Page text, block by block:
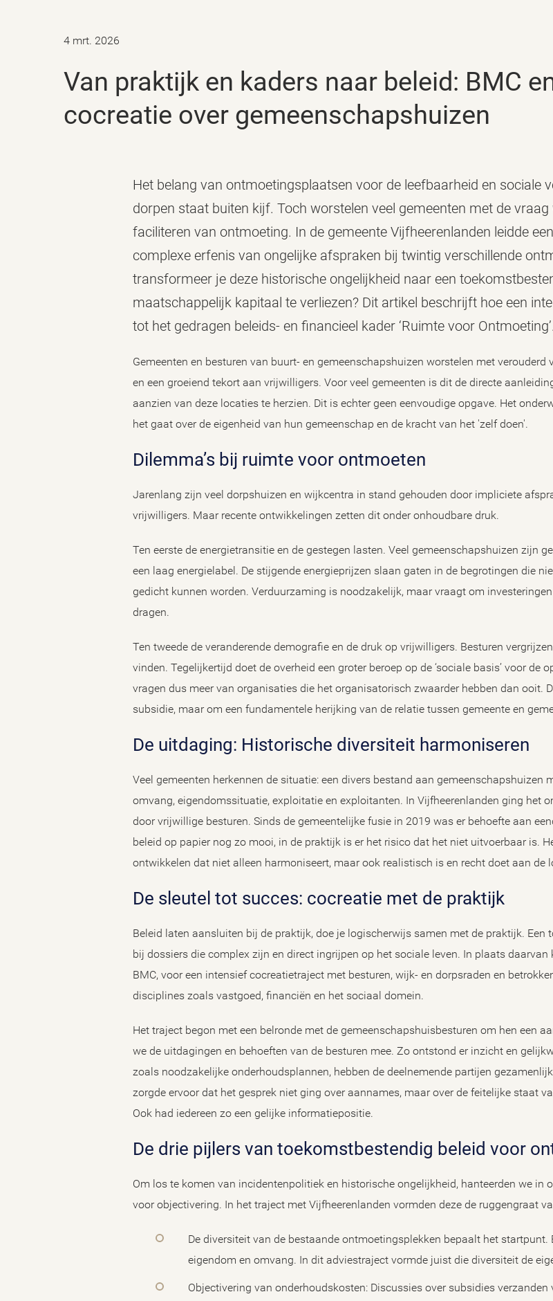
4 mrt. 2026
Van praktijk en kaders naar beleid: BMC en Vijfheerenlanden in
cocreatie over gemeenschapshuizen
Het belang van ontmoetingsplaatsen voor de leefbaarheid en sociale
dorpen staat buiten kijf. Toch worstelen veel gemeenten met de
faciliteren van ontmoeting. In de gemeente Vijfheerenlanden leidde
complexe erfenis van ongelijke afspraken bij twintig verschillende
transformeer je deze historische ongelijkheid naar een
maatschappelijk kapitaal te verliezen? Dit artikel beschrijft hoe een
tot het gedragen beleids- en financieel kader ‘Ruimte voor Ontmoeting’.
Gemeenten en besturen van buurt- en gemeenschapshuizen worstelen met verouderd
en een groeiend tekort aan vrijwilligers. Voor veel gemeenten is dit de directe
aanzien van deze locaties te herzien. Dit is echter geen eenvoudige opgave. Het
het gaat over de eigenheid van hun gemeenschap en de kracht van het 'zelf doen'.
Dilemma’s bij ruimte voor ontmoeten
Jarenlang zijn veel dorpshuizen en wijkcentra in stand gehouden door impliciete
vrijwilligers. Maar recente ontwikkelingen zetten dit onder onhoudbare druk.
Ten eerste de energietransitie en de gestegen lasten. Veel gemeenschapshuizen zijn
een laag energielabel. De stijgende energieprijzen slaan gaten in de begrotingen die
gedicht kunnen worden. Verduurzaming is noodzakelijk, maar vraagt om
dragen.
Ten tweede de veranderende demografie en de druk op vrijwilligers. Besturen
vinden. Tegelijkertijd doet de overheid een groter beroep op de ‘sociale basis’ voor de
vragen dus meer van organisaties die het organisatorisch zwaarder hebben dan ooit.
subsidie, maar om een fundamentele herijking van de relatie tussen gemeente en
De uitdaging: Historische diversiteit harmoniseren
Veel gemeenten herkennen de situatie: een divers bestand aan gemeenschapshuizen
omvang, eigendomssituatie, exploitatie en exploitanten. In Vijfheerenlanden ging het
door vrijwillige besturen. Sinds de gemeentelijke fusie in 2019 was er behoefte aan
beleid op papier nog zo mooi, in de praktijk is er het risico dat het niet uitvoerbaar is.
ontwikkelen dat niet alleen harmoniseert, maar ook realistisch is en recht doet aan de
De sleutel tot succes: cocreatie met de praktijk
Beleid laten aansluiten bij de praktijk, doe je logischerwijs samen met de praktijk. Een
bij dossiers die complex zijn en direct ingrijpen op het sociale leven. In plaats daarvan
BMC, voor een intensief cocreatietraject met besturen, wijk- en dorpsraden en
disciplines zoals vastgoed, financiën en het sociaal domein.
Het traject begon met een belronde met de gemeenschapshuisbesturen om hen een
we de uitdagingen en behoeften van de besturen mee. Zo ontstond er inzicht en
zoals noodzakelijke onderhoudsplannen, hebben de deelnemende partijen
zorgde ervoor dat het gesprek niet ging over aannames, maar over de feitelijke staat
Ook had iedereen zo een gelijke informatiepositie.
De drie pijlers van toekomstbestendig beleid voor
Om los te komen van incidentenpolitiek en historische ongelijkheid, hanteerden we in
voor objectivering. In het traject met Vijfheerenlanden vormden deze de ruggengraat
De diversiteit van de bestaande ontmoetingsplekken bepaalt het startpunt.
eigendom en omvang. In dit adviestraject vormde juist die diversiteit de
Objectivering van onderhoudskosten: Discussies over subsidies verzanden